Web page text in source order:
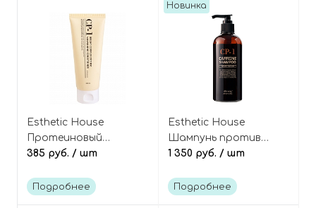
Esthetic House
Протеиновый
кондиционер для
385 руб. / шт
Подробнее
Новинка
Esthetic House
Шампунь против
выпадения волос с
CP-1 Caffeine Shampoo
1 350 руб. / шт
Подробнее